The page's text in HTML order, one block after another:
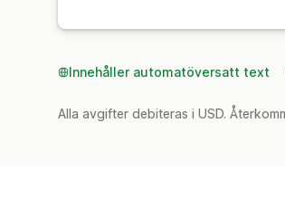
Innehåller automatöversatt text
Alla avgifter debiteras i USD.